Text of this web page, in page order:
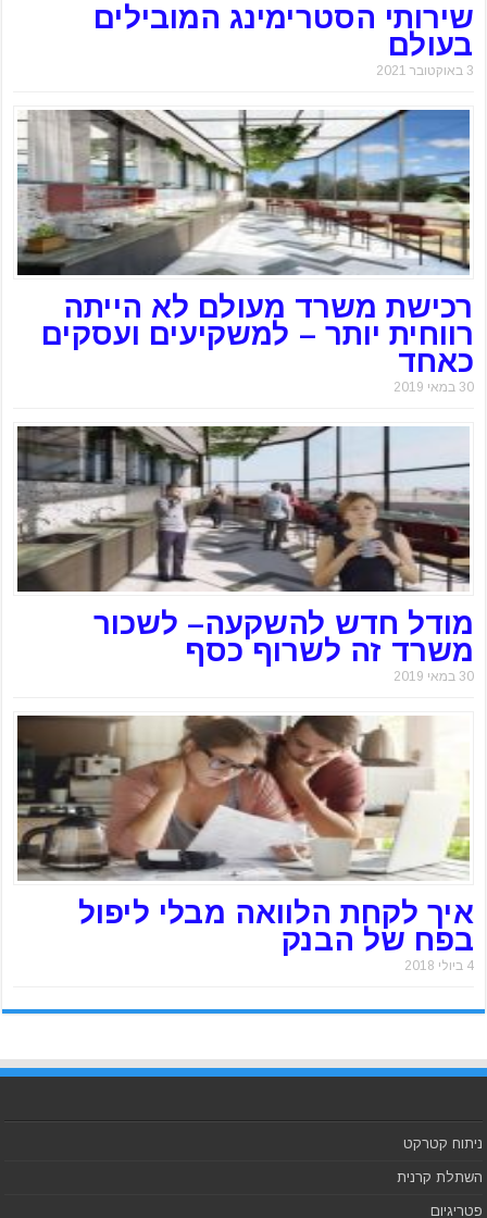
שירותי הסטרימינג המובילים
בעולם
3 באוקטובר 2021
רכישת משרד מעולם לא הייתה
רווחית יותר – למשקיעים ועסקים
כאחד
30 במאי 2019
מודל חדש להשקעה– לשכור
משרד זה לשרוף כסף
30 במאי 2019
איך לקחת הלוואה מבלי ליפול
בפח של הבנק
4 ביולי 2018
ניתוח קטרקט
השתלת קרנית
פטריגיום